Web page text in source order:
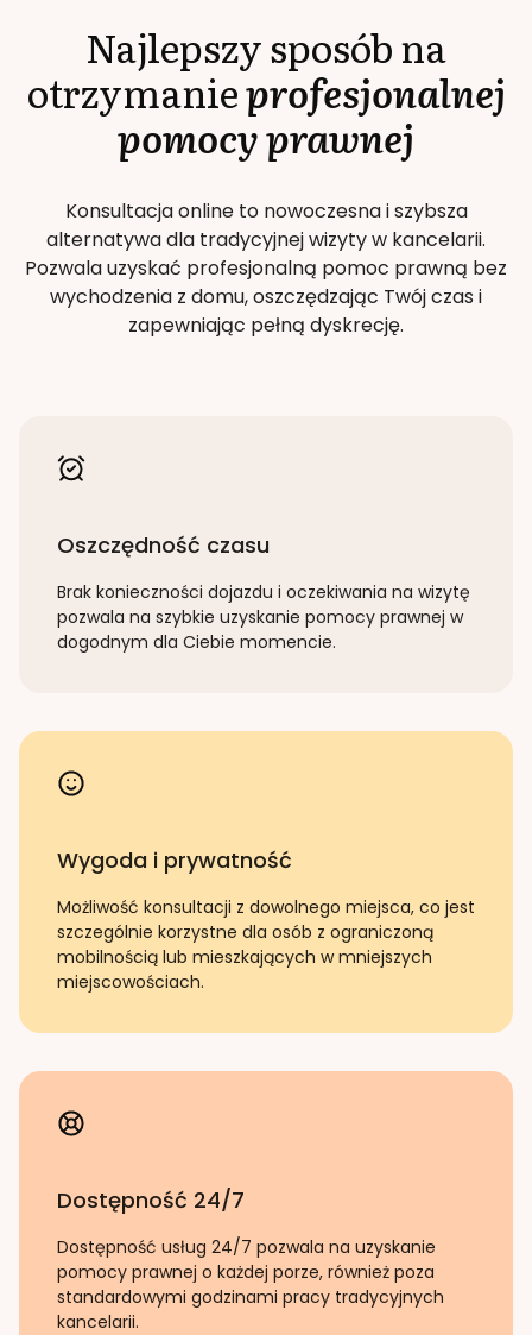
Najlepszy sposób na
otrzymanieprofesjonalnej
pomocy prawnej
Konsultacja online to nowoczesna i szybsza
alternatywa dla tradycyjnej wizyty w kancelarii.
Pozwala uzyskać profesjonalną pomoc prawną bez
wychodzenia z domu, oszczędzając Twój czas i
zapewniając pełną dyskrecję.
Oszczędność czasu
Brak konieczności dojazdu i oczekiwania na wizytę
pozwala na szybkie uzyskanie pomocy prawnej w
dogodnym dla Ciebie momencie.
Wygoda i prywatność
Możliwość konsultacji z dowolnego miejsca, co jest
szczególnie korzystne dla osób z ograniczoną
mobilnością lub mieszkających w mniejszych
miejscowościach.
Dostępność 24/7
Dostępność usług 24/7 pozwala na uzyskanie
pomocy prawnej o każdej porze, również poza
standardowymi godzinami pracy tradycyjnych
kancelarii.